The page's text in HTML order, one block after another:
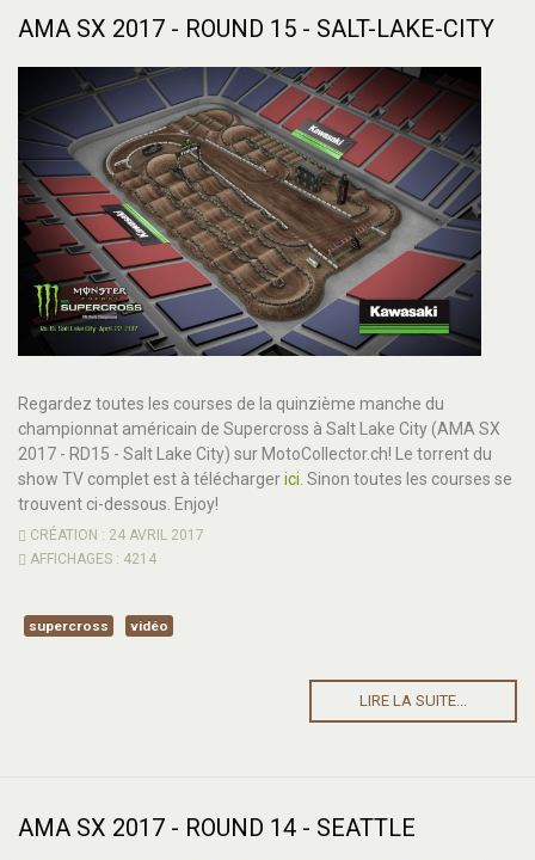
AMA SX 2017 - ROUND 15 - SALT-LAKE-CITY
Regardez toutes les courses de la quinzième manche du
championnat américain de Supercross à Salt Lake City (AMA SX
2017 - RD15 - Salt Lake City) sur MotoCollector.ch! Le torrent du
show TV complet est à téléchargerici. Sinon toutes les courses se
trouvent ci-dessous. Enjoy!
CRÉATION : 24 AVRIL 2017
AFFICHAGES : 4214
supercross vidéo
LIRE LA SUITE...
AMA SX 2017 - ROUND 14 - SEATTLE